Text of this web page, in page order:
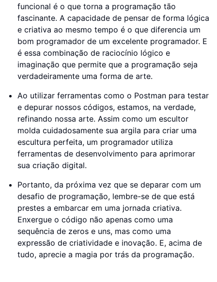
funcional é o que torna a programação tão
fascinante. A capacidade de pensar de forma lógica
e criativa ao mesmo tempo é o que diferencia um
bom programador de um excelente programador. E
é essa combinação de raciocínio lógico e
imaginação que permite que a programação seja
verdadeiramente uma forma de arte.
Ao utilizar ferramentas como o Postman para testar
e depurar nossos códigos, estamos, na verdade,
refinando nossa arte. Assim como um escultor
molda cuidadosamente sua argila para criar uma
escultura perfeita, um programador utiliza
ferramentas de desenvolvimento para aprimorar
sua criação digital.
Portanto, da próxima vez que se deparar com um
desafio de programação, lembre-se de que está
prestes a embarcar em uma jornada criativa.
Enxergue o código não apenas como uma
sequência de zeros e uns, mas como uma
expressão de criatividade e inovação. E, acima de
tudo, aprecie a magia por trás da programação.